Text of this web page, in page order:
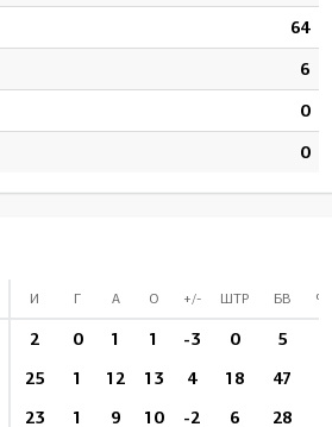
64
6
0
0
И Г А О +/- ШТР БВ
2 0 1 1 -3 0 5
25 1 12 13 4 18 47
23 1 9 10 -2 6 28